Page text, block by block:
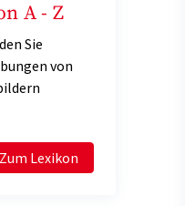
A - Z
Sie
von
Zum Lexikon